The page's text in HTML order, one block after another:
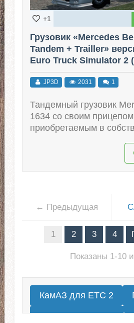
+1
Грузовик «Mercedes
Tandem + Trailler»
Euro Truck Simulator 2
1.43.x)
JP3D 2031 1
Тандемный грузовик
1634 со своим прицепом
приобретаемым в
← Предыдущая
1 2 3 4
Показаны 1-10
КамАЗ для ЕТС 2
Renault